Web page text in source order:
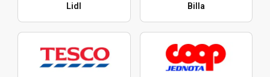
Lidl Billa